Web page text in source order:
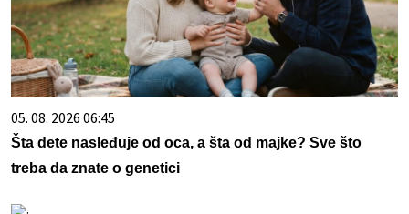
05. 08. 2026 06:45
Šta dete nasleđuje od oca, a šta od majke? Sve što
treba da znate o genetici